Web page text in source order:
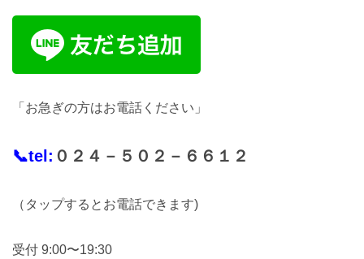
「お急ぎの方はお電話ください」
📞tel: ０２４－５０２－６６１２
（タップするとお電話できます)
受付 9:00〜19:30